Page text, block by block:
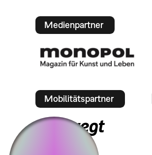
Medienpartner
Mobilitätspartner